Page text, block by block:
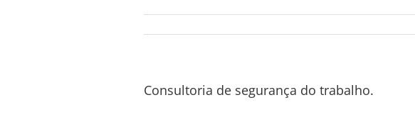
Consultoria de segurança do trabalho.